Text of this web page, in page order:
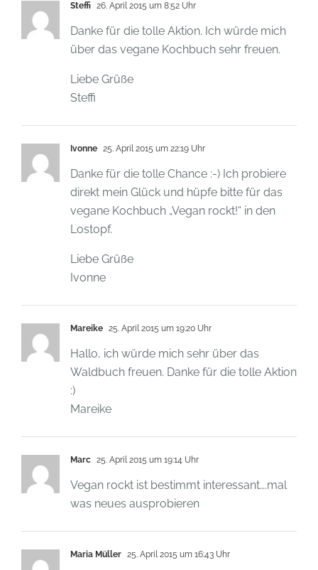
Steffi 26. April 2015 um 8:52 Uhr
Danke für die tolle Aktion. Ich würde mich
über das vegane Kochbuch sehr freuen.
Liebe Grüße
Steffi
Ivonne 25. April 2015 um 22:19 Uhr
Danke für die tolle Chance :-) Ich probiere
direkt mein Glück und hüpfe bitte für das
vegane Kochbuch „Vegan rockt!“ in den
Lostopf.
Liebe Grüße
Ivonne
Mareike 25. April 2015 um 19:20 Uhr
Hallo, ich würde mich sehr über das
Waldbuch freuen. Danke für die tolle Aktion
:)
Mareike
Marc 25. April 2015 um 19:14 Uhr
Vegan rockt ist bestimmt interessant….mal
was neues ausprobieren
Maria Müller 25. April 2015 um 16:43 Uhr